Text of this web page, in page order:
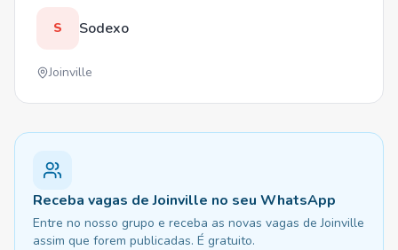
S Sodexo
Joinville
Receba vagas de Joinville no seu WhatsApp
Entre no nosso grupo e receba as novas vagas de Joinville
assim que forem publicadas. É gratuito.